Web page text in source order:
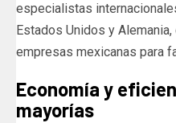
especialistas
Estados Unidos y
empresas mexicanas para
Economía y
mayorías